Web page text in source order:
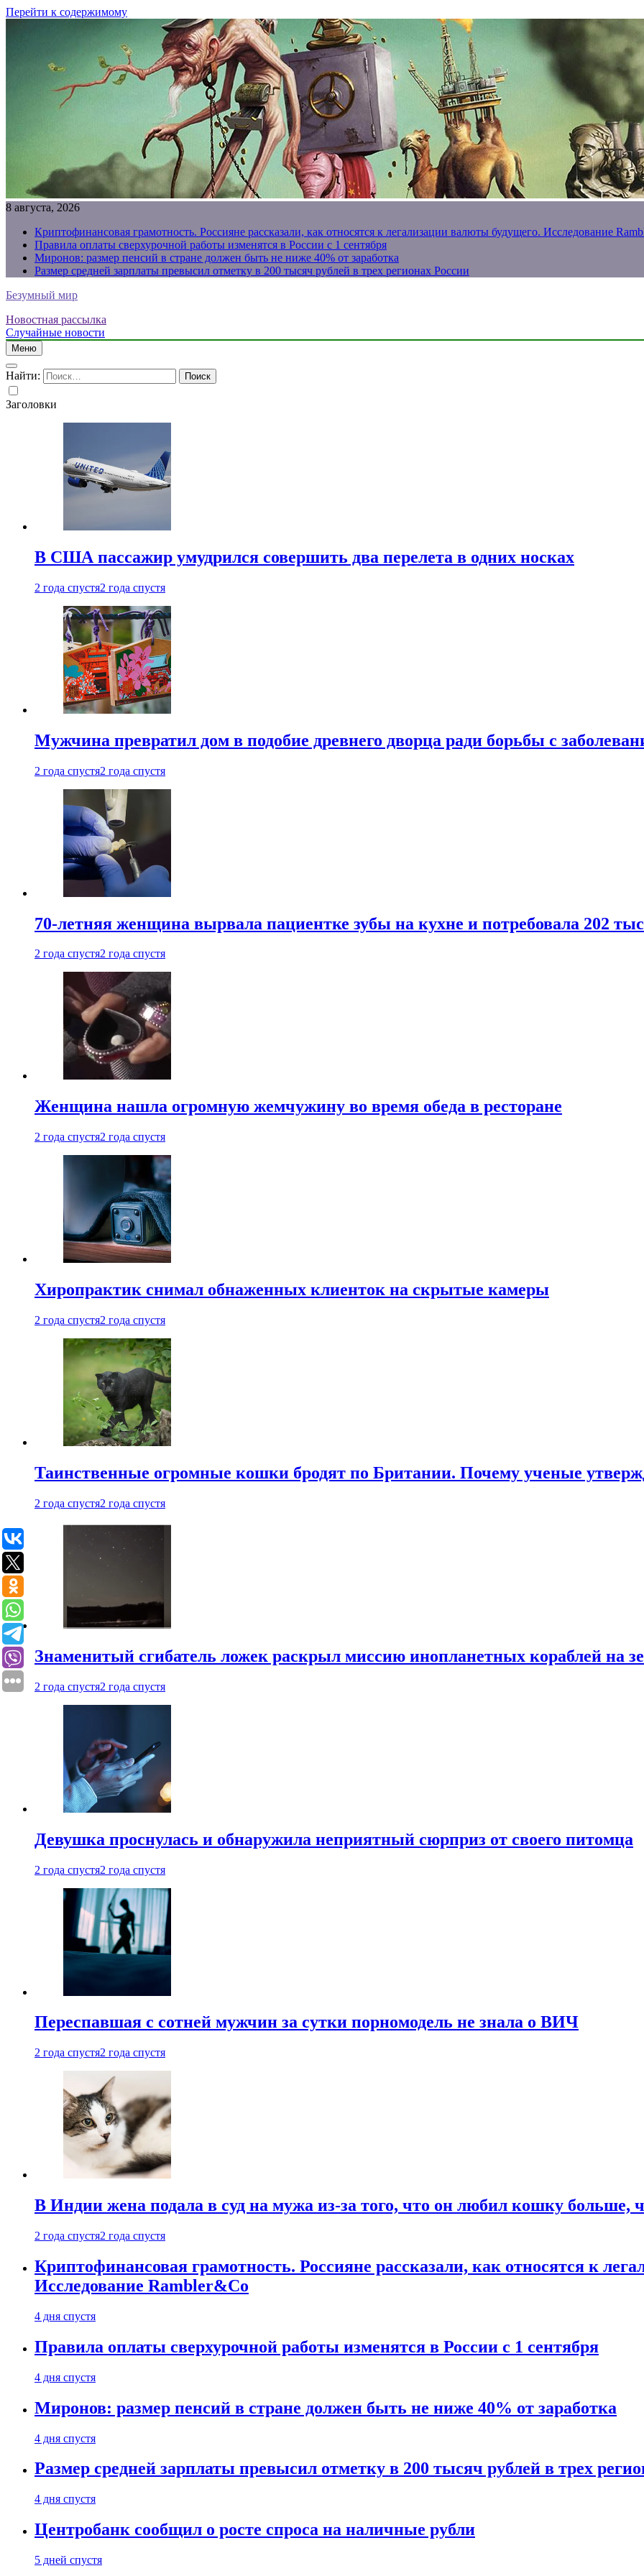
Перейти к содержимому
8 августа, 2026
Криптофинансовая грамотность. Россияне рассказали, как относятся к легализации валюты будущего. Исследование
Правила оплаты сверхурочной работы изменятся в России с 1 сентября
Миронов: размер пенсий в стране должен быть не ниже 40% от заработка
Размер средней зарплаты превысил отметку в 200 тысяч рублей в трех регионах России
Безумный мир
Новостная рассылка
Случайные новости
Меню
Найти:
Заголовки
В США пассажир умудрился совершить два перелета в одних носках
2 года спустя2 года спустя
Мужчина превратил дом в подобие древнего дворца ради борьбы с
2 года спустя2 года спустя
70-летняя женщина вырвала пациентке зубы на кухне и потребовала 202
2 года спустя2 года спустя
Женщина нашла огромную жемчужину во время обеда в ресторане
2 года спустя2 года спустя
Хиропрактик снимал обнаженных клиенток на скрытые камеры
2 года спустя2 года спустя
Таинственные огромные кошки бродят по Британии. Почему ученые
2 года спустя2 года спустя
Знаменитый сгибатель ложек раскрыл миссию инопланетных кораблей на
2 года спустя2 года спустя
Девушка проснулась и обнаружила неприятный сюрприз от своего питомца
2 года спустя2 года спустя
Переспавшая с сотней мужчин за сутки порномодель не знала о ВИЧ
2 года спустя2 года спустя
В Индии жена подала в суд на мужа из-за того, что он любил кошку больше,
2 года спустя2 года спустя
Криптофинансовая грамотность. Россияне рассказали, как относятся к
Исследование Rambler&Co
4 дня спустя
Правила оплаты сверхурочной работы изменятся в России с 1 сентября
4 дня спустя
Миронов: размер пенсий в стране должен быть не ниже 40% от заработка
4 дня спустя
Размер средней зарплаты превысил отметку в 200 тысяч рублей в трех
4 дня спустя
Центробанк сообщил о росте спроса на наличные рубли
5 дней спустя